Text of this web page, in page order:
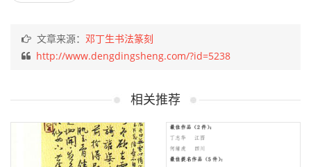
文章来源： 邓丁生书法篆刻
http://www.dengdingsheng.com/?id=5238
相关推荐